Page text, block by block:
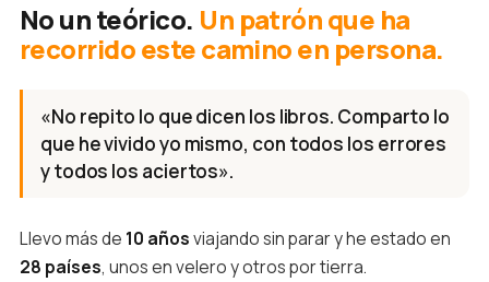
No un teórico. Un patrón que ha
recorrido este camino en persona.
«No repito lo que dicen los libros. Comparto lo
que he vivido yo mismo, con todos los errores
y todos los aciertos».
Llevo más de 10 añosviajando sin parar y he estado en
28 países, unos en velero y otros por tierra.